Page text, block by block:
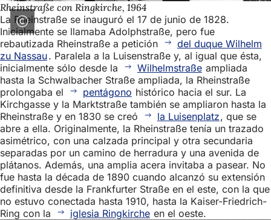
Rheinstraße con Ringkirche, 1964
La Rheinstraße se inauguró el 17 de junio de 1828.
Inicialmente se llamaba Adolphstraße, pero fue
rebautizada Rheinstraße a petición
del duque Wilhelm
zu Nassau. Paralela a la Luisenstraße y, al igual que ésta,
inicialmente sólo desde la
Wilhelmstraße ampliada
hasta la Schwalbacher Straße ampliada, la Rheinstraße
prolongaba el
pentágono histórico hacia el sur. La
Kirchgasse y la Marktstraße también se ampliaron hasta la
Rheinstraße y en 1830 se creó
la Luisenplatz, que se
abre a ella. Originalmente, la Rheinstraße tenía un trazado
asimétrico, con una calzada principal y otra secundaria
separadas por un camino de herradura y una avenida de
plátanos. Además, una amplia acera invitaba a pasear. No
fue hasta la década de 1890 cuando alcanzó su extensión
definitiva desde la Frankfurter Straße en el este, con la que
no estuvo conectada hasta 1910, hasta la Kaiser-Friedrich-
Ring con la
iglesia Ringkirche en el oeste.